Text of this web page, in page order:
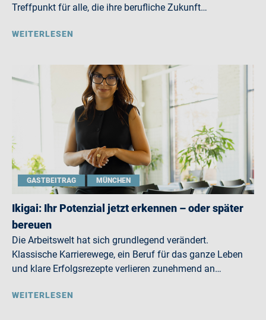
Treffpunkt für alle, die ihre berufliche Zukunft…
WEITERLESEN
GASTBEITRAG MÜNCHEN
Ikigai: Ihr Potenzial jetzt erkennen – oder später
bereuen
Die Arbeitswelt hat sich grundlegend verändert.
Klassische Karrierewege, ein Beruf für das ganze Leben
und klare Erfolgsrezepte verlieren zunehmend an…
WEITERLESEN